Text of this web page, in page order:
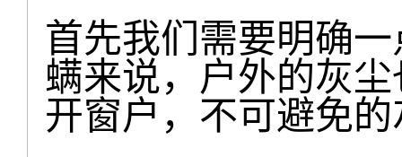
首先我们需要明确
螨来说，户外的灰
开窗户，不可避免